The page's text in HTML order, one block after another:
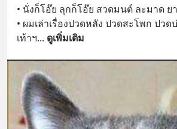
• นั่งก็โอ๊ย ลุกก็โอ๊ย สวดมนต์ ละมาด ย
• ผมเล่าเรื่องปวดหลัง ปวดสะโพก ปวด
เท้าฯ... ดูเพิ่มเติม